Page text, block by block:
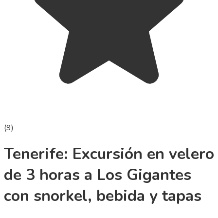
(9)
Tenerife: Excursión en velero
de 3 horas a Los Gigantes
con snorkel, bebida y tapas